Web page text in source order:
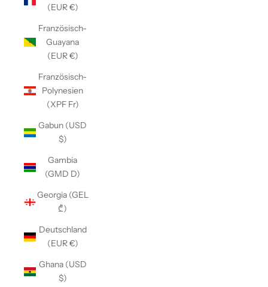
(EUR €)
Französisch-
Guayana
(EUR €)
Französisch-
Polynesien
(XPF Fr)
Gabun (USD
$)
Gambia
(GMD D)
Georgia (GEL
₾)
Deutschland
(EUR €)
Ghana (USD
$)